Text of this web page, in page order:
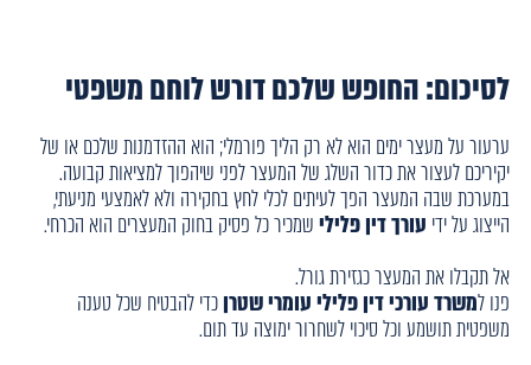
לסיכום: החופש שלכם דורש לוחם משפטי
ערעור על מעצר ימים הוא לא רק הליך פורמלי; הוא ההזדמנות שלכם או של
יקיריכם לעצור את כדור השלג של המעצר לפני שיהפוך למציאות קבועה.
במערכת שבה המעצר הפך לעיתים לכלי לחץ בחקירה ולא לאמצעי מניעתי,
הייצוג על ידי עורך דין פלילישמכיר כל פסיק בחוק המעצרים הוא הכרחי.
אל תקבלו את המעצר כגזירת גורל.
פנו למשרד עורכי דין פלילי עומרי שטרןכדי להבטיח שכל טענה
משפטית תושמע וכל סיכוי לשחרור ימוצה עד תום.